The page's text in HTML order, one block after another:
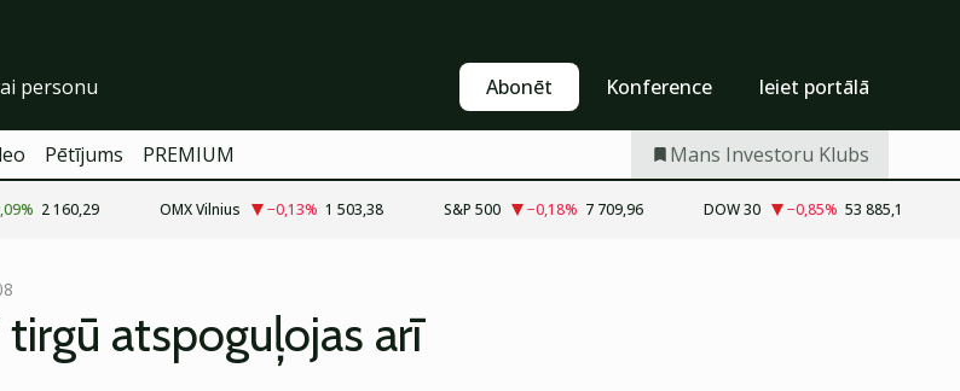
Abonēt Konference Ieiet portālā
Pētījums PREMIUM Mans Investoru Klubs
% 2 160,29 OMX Vilnius −0,13% 1 503,38 S&P 500 −0,18% 7 709,96 DOW 30 −0,85% 53 885,1
atspoguļojas arī